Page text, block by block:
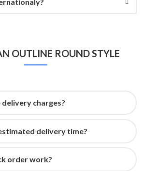
OUTLINE ROUND STYLE
charges?
delivery time?
order work?